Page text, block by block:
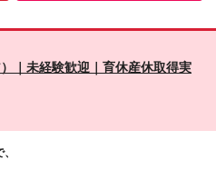
リア：⼤阪梅⽥、京都（四条⼤
いては、各ホテルもしくは本社のい
区西新宿6-3-
｜未経験歓迎｜育休産休取得実